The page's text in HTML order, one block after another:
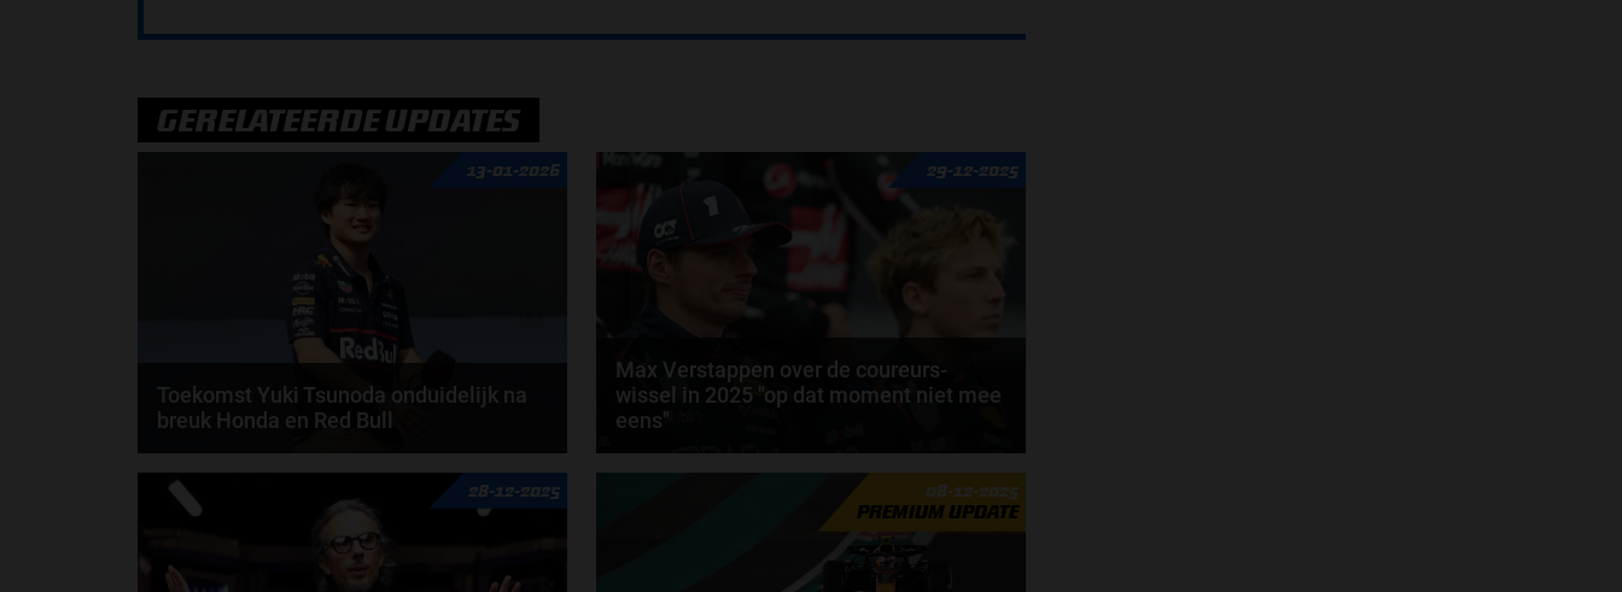
GERELATEERDE UPDATES
13-01-2026
Toekomst Yuki Tsunoda onduidelijk na
breuk Honda en Red Bull
Honda heeft laten weten dat Yuki Tsunoda nog altijd
wordt beschouwd als een van zijn coureurs, maar...
29-12-2025
Max Verstappen over de coureurs-
wissel in 2025 "op dat moment niet mee
eens"
Als er iets is waar Red Bull om bekendstaat, dan is
het de snelle wisseling tussen zijn coureurs. In...
28-12-2025
08-12-2025
PREMIUM UPDATE